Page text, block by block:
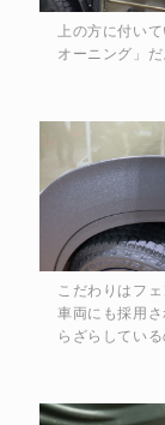
上の方に付い
オーニング」
こだわりはフ
車両にも採用
らざらしてい